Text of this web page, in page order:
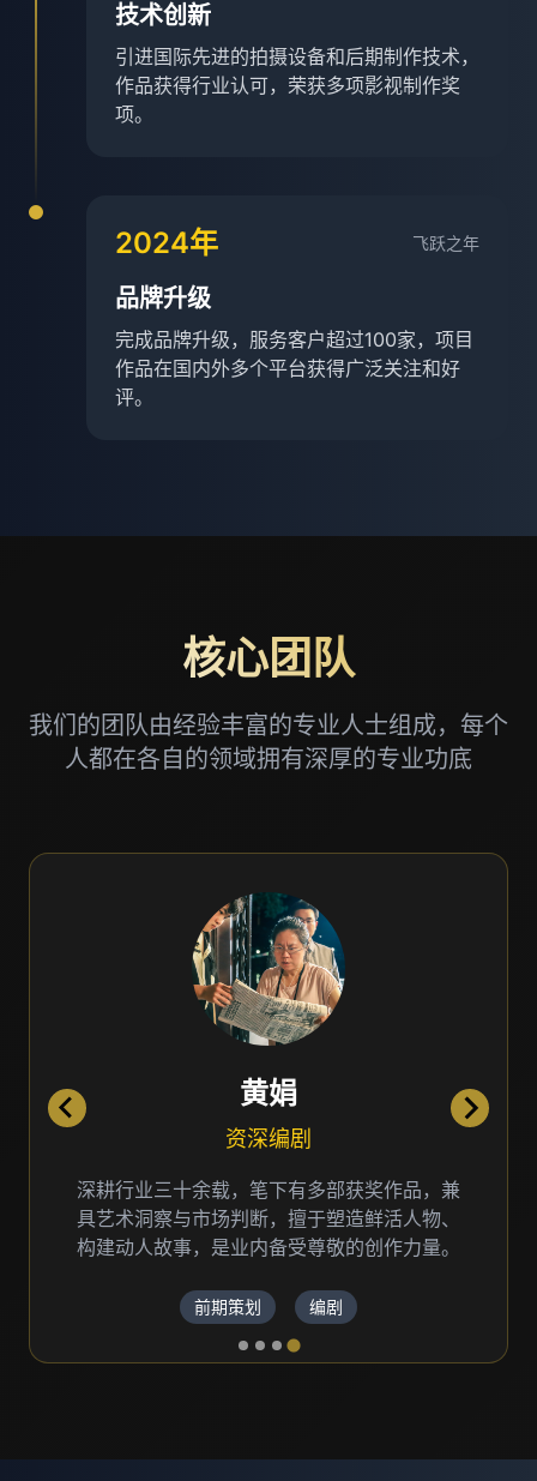
技术创新
引进国际先进的拍摄设备和后期制作技术，
作品获得行业认可，荣获多项影视制作奖
项。
2024年 飞跃之年
品牌升级
完成品牌升级，服务客户超过100家，项目
作品在国内外多个平台获得广泛关注和好
评。
核心团队
我们的团队由经验丰富的专业人士组成，每个
人都在各自的领域拥有深厚的专业功底
黄娟
资深编剧
深耕行业三十余载，笔下有多部获奖作品，兼
具艺术洞察与市场判断，擅于塑造鲜活人物、
构建动人故事，是业内备受尊敬的创作力量。
前期策划 编剧